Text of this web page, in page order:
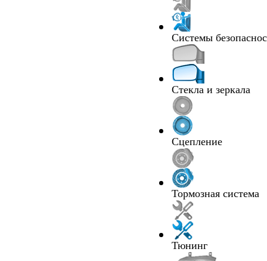
Системы
Стекла и зеркала
Сцепление
Тормозная система
Тюнинг